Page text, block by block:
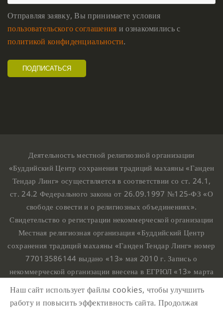
Отправляя заявку, Вы принимаете условия
пользовательского соглашения и ознакомились с
политикой конфиденциальности.
Деятельность местной религиозной организации
«Буддийский Центр сохранения традиций махаяны «Ганден
Тендар Линг» осуществляется в соответствии со ст. 24.1,
ст. 24.2 Федерального закона от 26.09.1997 №125-ФЗ «О
свободе совести и о религиозных объединениях».
Свидетельство о регистрации некоммерческой организации
Местная религиозная организация «Буддийский Центр
сохранения традиций махаяны «Ганден Тендар Линг» номер
77013586144 выдано «13» мая 2010 г. Запись о
некоммерческой организации внесена в ЕГРЮЛ «13» марта
номером 1107799015708.
Наш сайт использует файлы cookies, чтобы улучшить
работу и повысить эффективность сайта. Продолжая